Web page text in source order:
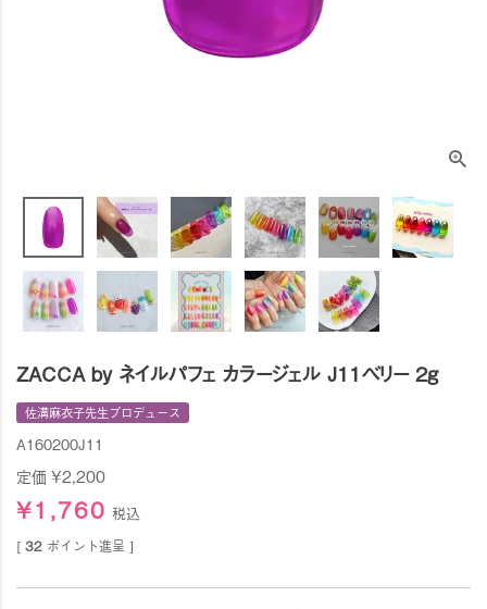
ZACCA by ネイルパフェ カラージェル J11ベリー 2g
佐溝麻衣子先生プロデュース
A160200J11
定価¥2,200
¥1,760 税込
[ 32 ポイント進呈 ]